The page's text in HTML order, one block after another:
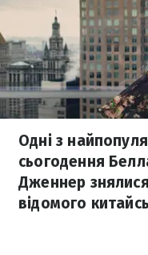
Одні з
сьогодення
Дженнер
відомого